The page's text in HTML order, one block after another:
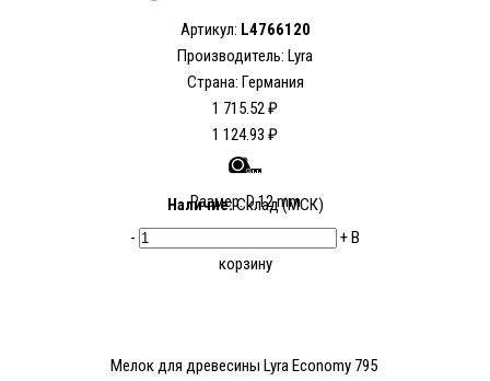
Артикул: L4766120
Производитель: Lyra
Страна: Германия
1 715.52 ₽
1 124.93 ₽
Размер: D 12 mm
Наличие:Склад (МСК)
-
+В
корзину
Мелок для древесины Lyra Economy 795